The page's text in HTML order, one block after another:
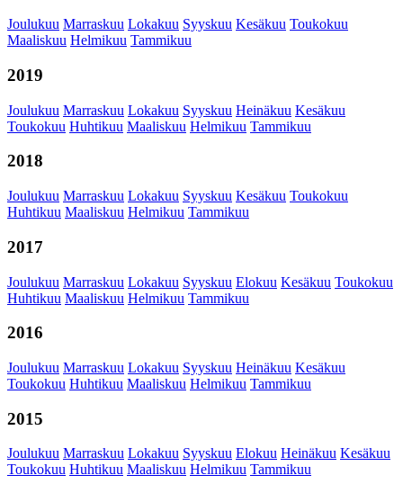
Joulukuu Marraskuu Lokakuu Syyskuu Kesäkuu Toukokuu
Maaliskuu Helmikuu Tammikuu
2019
Joulukuu Marraskuu Lokakuu Syyskuu Heinäkuu Kesäkuu
Toukokuu Huhtikuu Maaliskuu Helmikuu Tammikuu
2018
Joulukuu Marraskuu Lokakuu Syyskuu Kesäkuu Toukokuu
Huhtikuu Maaliskuu Helmikuu Tammikuu
2017
Joulukuu Marraskuu Lokakuu Syyskuu Elokuu Kesäkuu Toukokuu
Huhtikuu Maaliskuu Helmikuu Tammikuu
2016
Joulukuu Marraskuu Lokakuu Syyskuu Heinäkuu Kesäkuu
Toukokuu Huhtikuu Maaliskuu Helmikuu Tammikuu
2015
Joulukuu Marraskuu Lokakuu Syyskuu Elokuu Heinäkuu Kesäkuu
Toukokuu Huhtikuu Maaliskuu Helmikuu Tammikuu